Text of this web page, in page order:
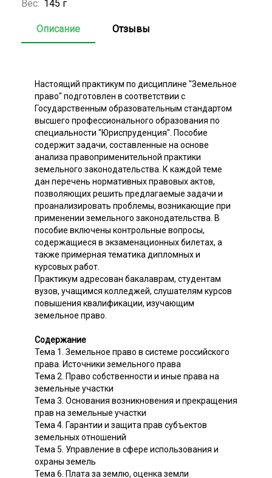
Вес: 145 г
Описание Отзывы
Настоящий практикум по дисциплине "Земельное
право" подготовлен в соответствии с
Государственным образовательным стандартом
высшего профессионального образования по
специальности "Юриспруденция". Пособие
содержит задачи, составленные на основе
анализа правоприменительной практики
земельного законодательства. К каждой теме
дан перечень нормативных правовых актов,
позволяющих решить предлагаемые задачи и
проанализировать проблемы, возникающие при
применении земельного законодательства. В
пособие включены контрольные вопросы,
содержащиеся в экзаменационных билетах, а
также примерная тематика дипломных и
курсовых работ.
Практикум адресован бакалаврам, студентам
вузов, учащимся колледжей, слушателям курсов
повышения квалификации, изучающим
земельное право.
Содержание
Тема 1. Земельное право в системе российского
права. Источники земельного права
Тема 2. Право собственности и иные права на
земельные участки
Тема 3. Основания возникновения и прекращения
прав на земельные участки
Тема 4. Гарантии и защита прав субъектов
земельных отношений
Тема 5. Управление в сфере использования и
охраны земель
Тема 6. Плата за землю, оценка земли